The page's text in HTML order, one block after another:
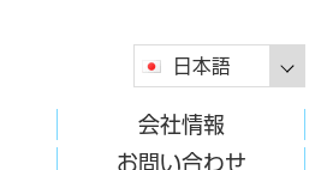
日本語
会社情報
お問い合わせ